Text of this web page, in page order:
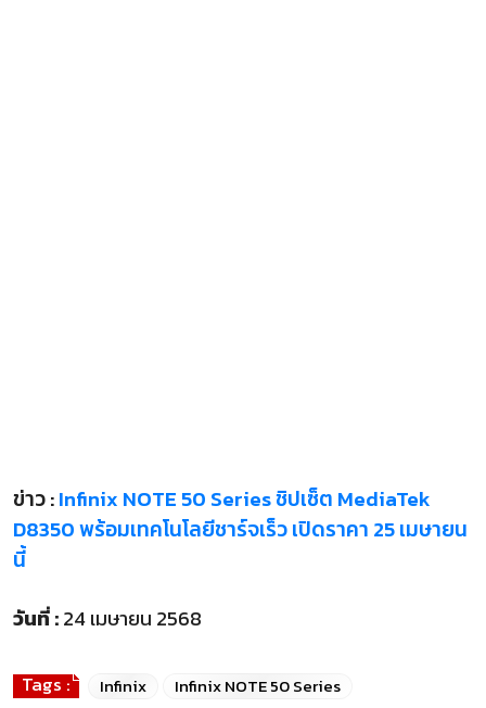
ข่าว :Infinix NOTE 50 Series ชิปเซ็ต MediaTek
D8350 พร้อมเทคโนโลยีชาร์จเร็ว เปิดราคา 25 เมษายน
นี้
วันที่ :24 เมษายน 2568
Tags : Infinix
Infinix NOTE 50 Series